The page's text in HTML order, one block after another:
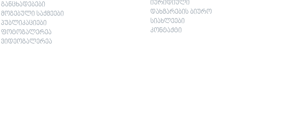
განცხადებები
მოგებული საქმეები
პუბლიკაციები
ფოტოგალერეა
ვიდეოგალერეა
იურიდიული
დახმარების ბიურო
სიახლეები
კონტაქტი